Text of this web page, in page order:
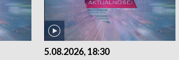
5.08.2026, 18:30